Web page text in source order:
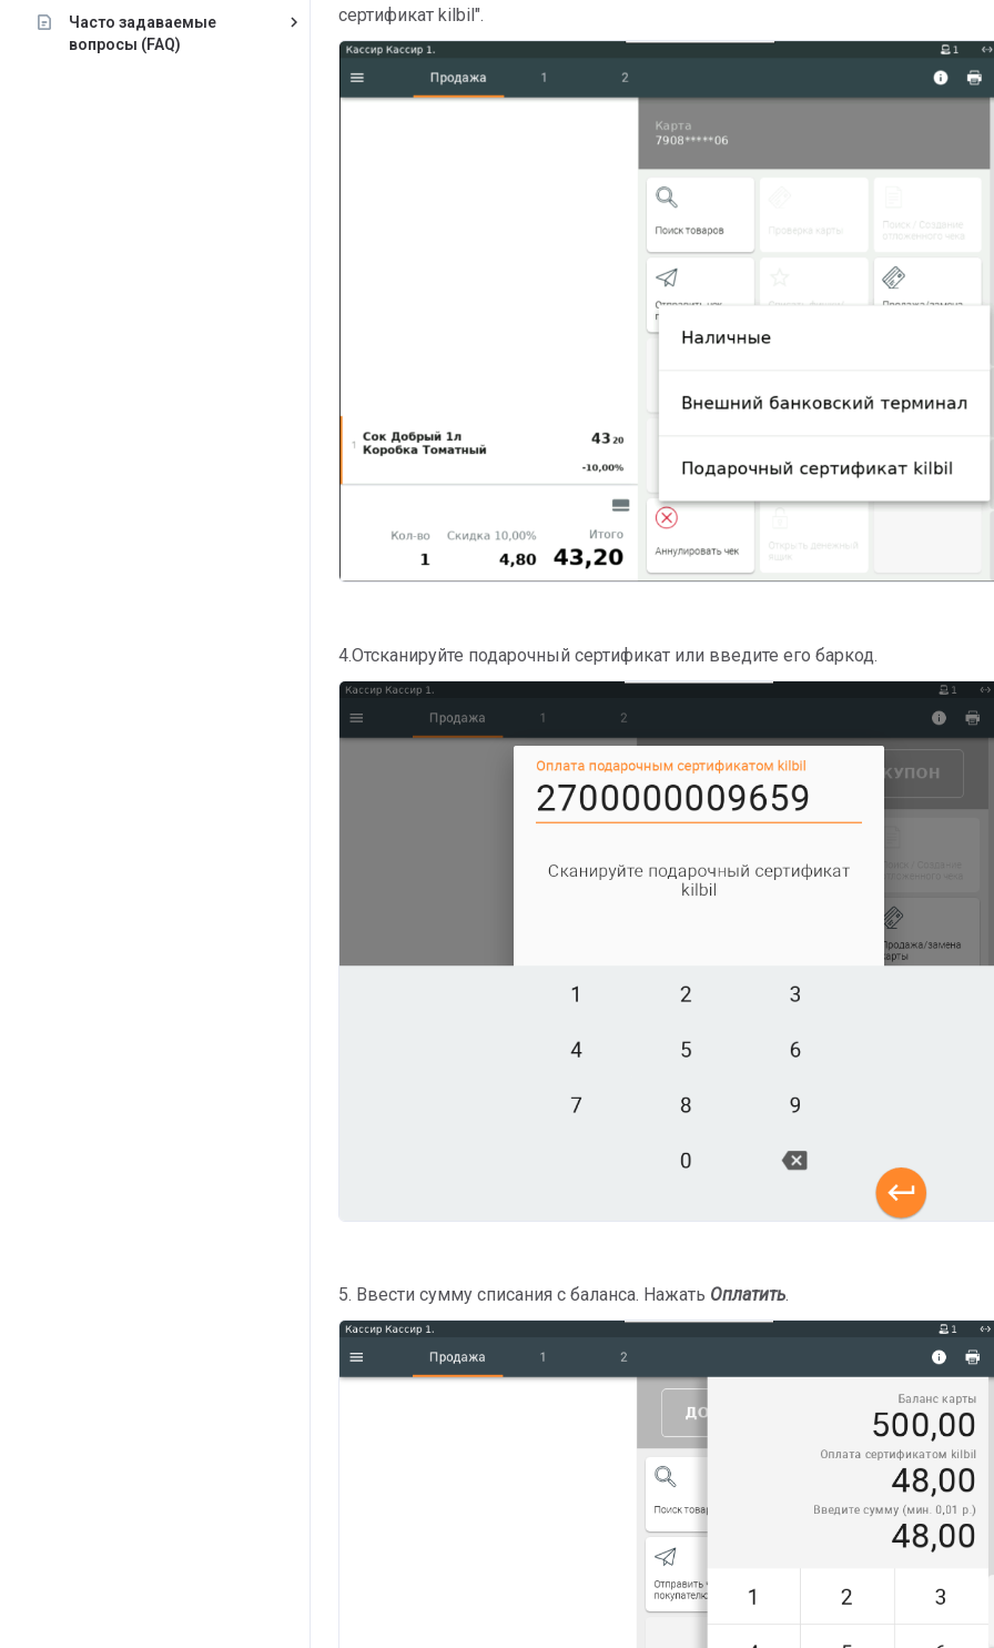
Часто задаваемые
вопросы (FAQ)
keyboard_arrow_right
сертификат kilbil".
4.Отсканируйте подарочный сертификат или введите его баркод.
5. Ввести сумму списания с баланса. Нажать Оплатить.